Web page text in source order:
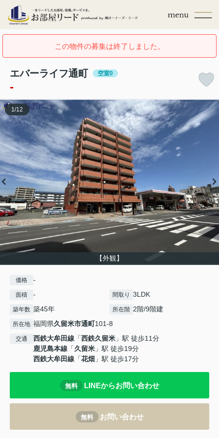
この物件の募集は終了しました。
エバーライフ通町 空室0
-
【外観】
1/12
価格 -
面積 - 間取り 3LDK
築年数 築45年 所在階 2階/9階建
所在地 福岡県久留米市通町101-8
交通 西鉄大牟田線 「西鉄久留米 」駅 徒歩11分
鹿児島本線 「久留米 」駅 徒歩19分
西鉄大牟田線 「花畑 」駅 徒歩17分
無料 LINEからお問い合わせ
無料 お問い合わせ